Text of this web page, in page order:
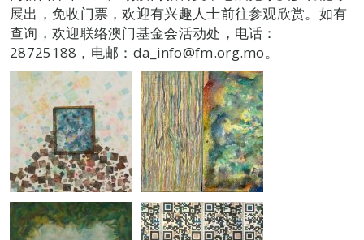
展出，免收门票，欢迎有兴趣人士前往参观欣赏。如有
查询，欢迎联络澳门基金会活动处，电话：
28725188，电邮：da_info@fm.org.mo。